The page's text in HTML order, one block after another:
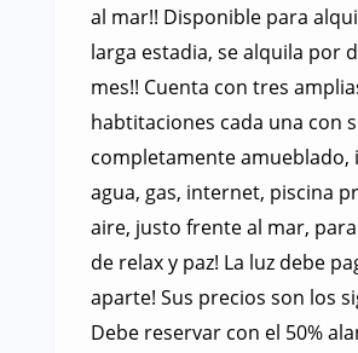
al mar!! Disponible para
larga estadia, se alquila por
mes!! Cuenta con tres
habtitaciones cada una con
completamente amueblado,
agua, gas, internet, piscina
aire, justo frente al mar,
de relax y paz! La luz debe
aparte! Sus precios son los
Debe reservar con el 50%